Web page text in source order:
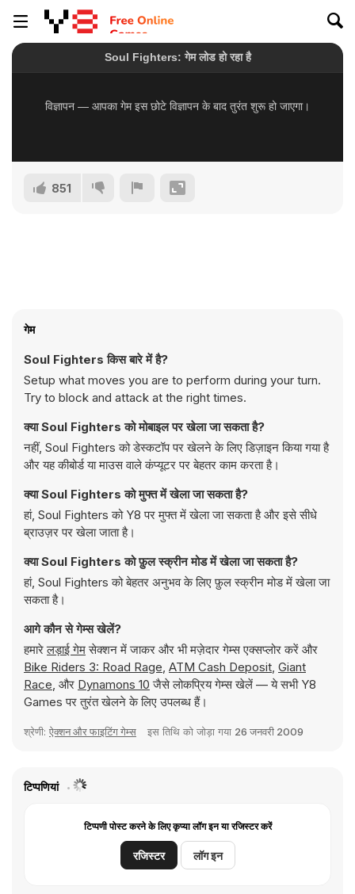
851
गेम
Soul Fighters किस बारे में है?
Setup what moves you are to perform during your turn.
Try to block and attack at the right times.
क्या Soul Fighters को मोबाइल पर खेला जा सकता है?
नहीं, Soul Fighters को डेस्कटॉप पर खेलने के लिए डिज़ाइन किया गया है
और यह कीबोर्ड या माउस वाले कंप्यूटर पर बेहतर काम करता है।
क्या Soul Fighters को मुफ्त में खेला जा सकता है?
हां, Soul Fighters को Y8 पर मुफ्त में खेला जा सकता है और इसे सीधे
ब्राउज़र पर खेला जाता है।
क्या Soul Fighters को फ़ुल स्क्रीन मोड में खेला जा सकता है?
हां, Soul Fighters को बेहतर अनुभव के लिए फ़ुल स्क्रीन मोड में खेला जा
सकता है।
आगे कौन से गेम्स खेलें?
हमारेलड़ाई गेमसेक्शन में जाकर और भी मज़ेदार गेम्स एक्सप्लोर करें और
Bike Riders 3: Road Rage, ATM Cash Deposit, Giant
Race, और Dynamons 10 जैसे लोकप्रिय गेम्स खेलें — ये सभी Y8
Games पर तुरंत खेलने के लिए उपलब्ध हैं।
श्रेणी: ऐक्शन और फाइटिंग गेम्स इस तिथि को जोड़ा गया 26 जनवरी 2009
टिप्पणियां
टिप्पणी पोस्ट करने के लिए कृप्या लॉग इन या रजिस्टर करें
रजिस्टर लॉग इन